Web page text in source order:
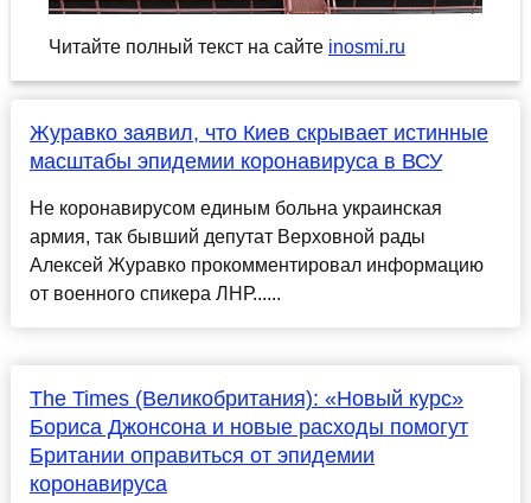
Читайте полный текст на сайте inosmi.ru
Журавко заявил, что Киев скрывает истинные
масштабы эпидемии коронавируса в ВСУ
Не коронавирусом единым больна украинская
армия, так бывший депутат Верховной рады
Алексей Журавко прокомментировал информацию
от военного спикера ЛНР......
The Times (Великобритания): «Новый курс»
Бориса Джонсона и новые расходы помогут
Британии оправиться от эпидемии
коронавируса